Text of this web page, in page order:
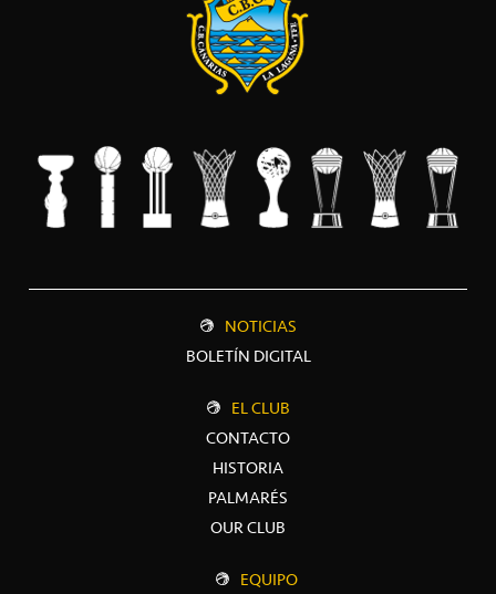
NOTICIAS
BOLETÍN DIGITAL
EL CLUB
CONTACTO
HISTORIA
PALMARÉS
OUR CLUB
EQUIPO